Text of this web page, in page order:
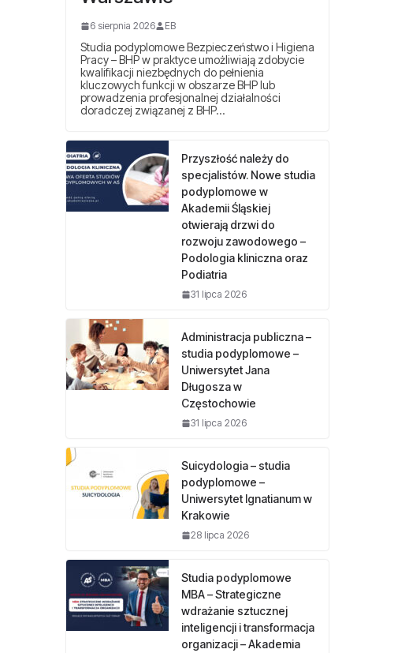
6 sierpnia 2026 EB
Studia podyplomowe Bezpieczeństwo i Higiena
Pracy – BHP w praktyce umożliwiają zdobycie
kwalifikacji niezbędnych do pełnienia
kluczowych funkcji w obszarze BHP lub
prowadzenia profesjonalnej działalności
doradczej związanej z BHP…
Przyszłość należy do
specjalistów. Nowe studia
podyplomowe w
Akademii Śląskiej
otwierają drzwi do
rozwoju zawodowego –
Podologia kliniczna oraz
Podiatria
31 lipca 2026
Administracja publiczna –
studia podyplomowe –
Uniwersytet Jana
Długosza w
Częstochowie
31 lipca 2026
Suicydologia – studia
podyplomowe –
Uniwersytet Ignatianum w
Krakowie
28 lipca 2026
Studia podyplomowe
MBA – Strategiczne
wdrażanie sztucznej
inteligencji i transformacja
organizacji – Akademia